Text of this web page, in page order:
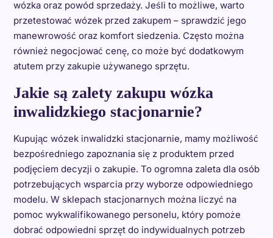
wózka oraz powód sprzedaży. Jeśli to możliwe, warto
przetestować wózek przed zakupem – sprawdzić jego
manewrowość oraz komfort siedzenia. Często można
również negocjować cenę, co może być dodatkowym
atutem przy zakupie używanego sprzętu.
Jakie są zalety zakupu wózka
inwalidzkiego stacjonarnie?
Kupując wózek inwalidzki stacjonarnie, mamy możliwość
bezpośredniego zapoznania się z produktem przed
podjęciem decyzji o zakupie. To ogromna zaleta dla osób
potrzebujących wsparcia przy wyborze odpowiedniego
modelu. W sklepach stacjonarnych można liczyć na
pomoc wykwalifikowanego personelu, który pomoże
dobrać odpowiedni sprzęt do indywidualnych potrzeb